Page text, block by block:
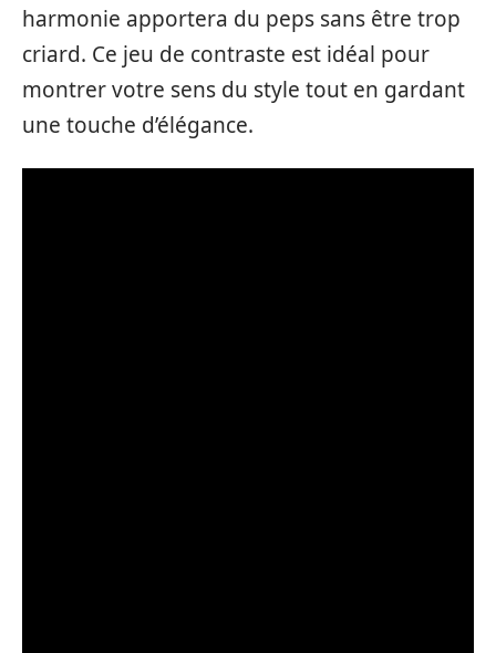
harmonie apportera du peps sans être trop
criard. Ce jeu de contraste est idéal pour
montrer votre sens du style tout en gardant
une touche d’élégance.